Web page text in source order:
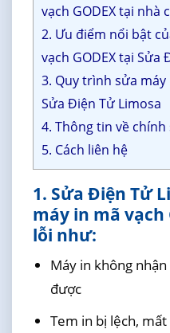
vạch GODEX tại nhà
2. Ưu điểm nổi bật
vạch GODEX tại Sửa
3. Quy trình sửa máy
Sửa Điện Tử Limosa
4. Thông tin về
5. Cách liên hệ
1. Sửa Điện Tử
máy in mã vạch
lỗi như:
Máy in không
được
Tem in bị lệch,